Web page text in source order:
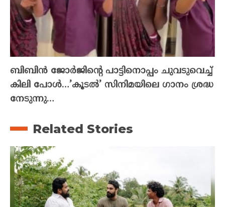
ബിബിൻ ജോർജിന്റെ പാട്ടിനൊപ്പം ചുവടുവെച്ച്
കിലി പോൾ…’കൂടൽ’ സിനിമയിലെ ഗാനം ശ്രദ്ധ
നേടുന്നു…
Related Stories